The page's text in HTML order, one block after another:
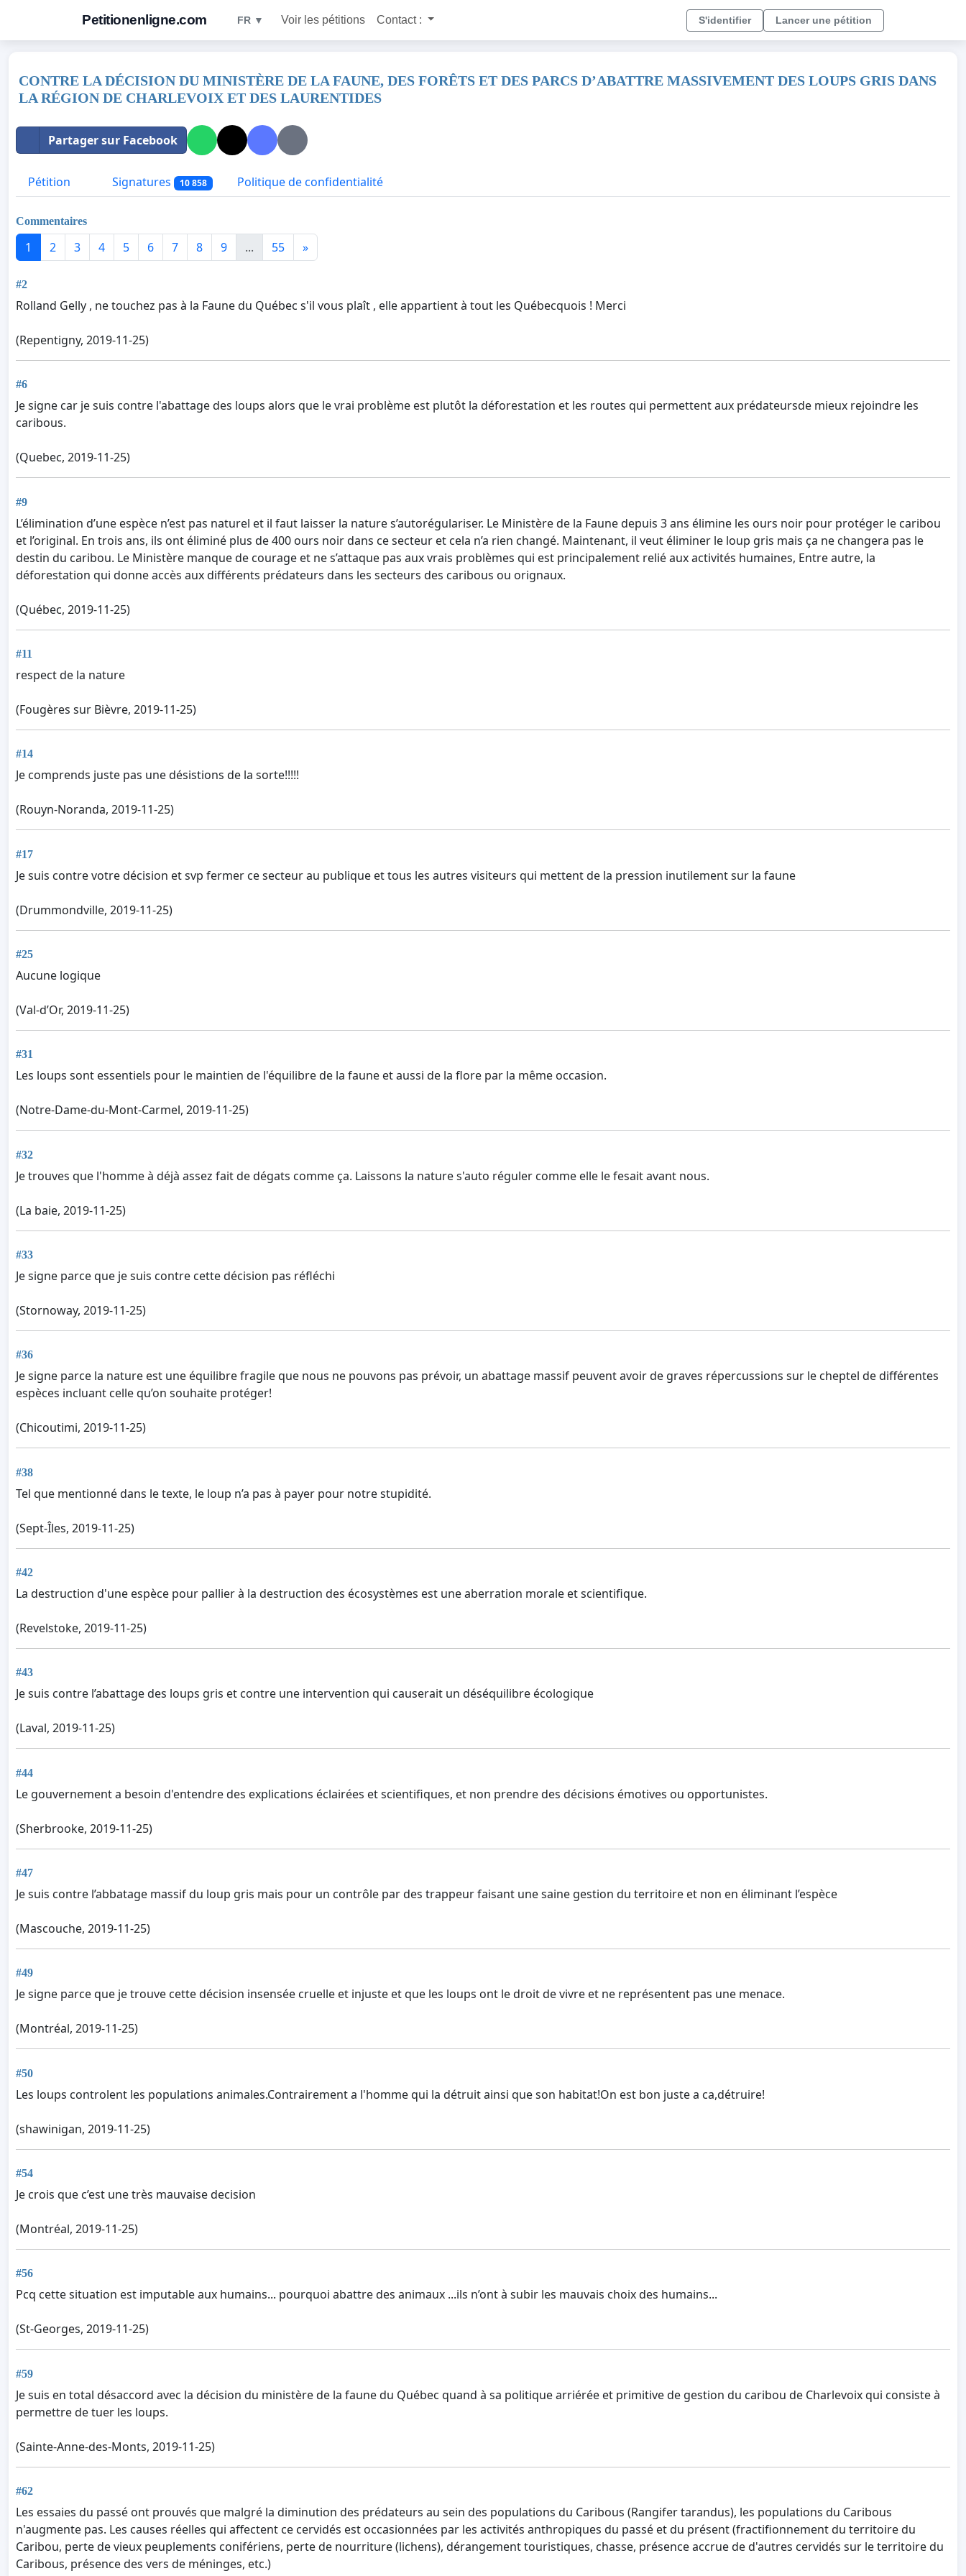
Petitionenligne.com FR ▼ Voir les pétitions Contact : S'identifier Lancer une pétition
CONTRE LA DÉCISION DU MINISTÈRE DE LA FAUNE, DES FORÊTS ET DES PARCS D’ABATTRE MASSIVEMENT DES LOUPS GRIS DANS
LA RÉGION DE CHARLEVOIX ET DES LAURENTIDES
Partager sur Facebook
Pétition Signatures 10 858 Politique de confidentialité
Commentaires
1 2 3 4 5 6 7 8 9 ... 55 »
#2
Rolland Gelly , ne touchez pas à la Faune du Québec s'il vous plaît , elle appartient à tout les Québecquois ! Merci
(Repentigny, 2019-11-25)
#6
Je signe car je suis contre l'abattage des loups alors que le vrai problème est plutôt la déforestation et les routes qui permettent aux prédateursde mieux rejoindre les
caribous.
(Quebec, 2019-11-25)
#9
L’élimination d’une espèce n’est pas naturel et il faut laisser la nature s’autorégulariser. Le Ministère de la Faune depuis 3 ans élimine les ours noir pour protéger le caribou
et l’original. En trois ans, ils ont éliminé plus de 400 ours noir dans ce secteur et cela n’a rien changé. Maintenant, il veut éliminer le loup gris mais ça ne changera pas le
destin du caribou. Le Ministère manque de courage et ne s’attaque pas aux vrais problèmes qui est principalement relié aux activités humaines, Entre autre, la
déforestation qui donne accès aux différents prédateurs dans les secteurs des caribous ou orignaux.
(Québec, 2019-11-25)
#11
respect de la nature
(Fougères sur Bièvre, 2019-11-25)
#14
Je comprends juste pas une désistions de la sorte!!!!!
(Rouyn-Noranda, 2019-11-25)
#17
Je suis contre votre décision et svp fermer ce secteur au publique et tous les autres visiteurs qui mettent de la pression inutilement sur la faune
(Drummondville, 2019-11-25)
#25
Aucune logique
(Val-d’Or, 2019-11-25)
#31
Les loups sont essentiels pour le maintien de l'équilibre de la faune et aussi de la flore par la même occasion.
(Notre-Dame-du-Mont-Carmel, 2019-11-25)
#32
Je trouves que l'homme à déjà assez fait de dégats comme ça. Laissons la nature s'auto réguler comme elle le fesait avant nous.
(La baie, 2019-11-25)
#33
Je signe parce que je suis contre cette décision pas réfléchi
(Stornoway, 2019-11-25)
#36
Je signe parce la nature est une équilibre fragile que nous ne pouvons pas prévoir, un abattage massif peuvent avoir de graves répercussions sur le cheptel de différentes
espèces incluant celle qu’on souhaite protéger!
(Chicoutimi, 2019-11-25)
#38
Tel que mentionné dans le texte, le loup n’a pas à payer pour notre stupidité.
(Sept-Îles, 2019-11-25)
#42
La destruction d'une espèce pour pallier à la destruction des écosystèmes est une aberration morale et scientifique.
(Revelstoke, 2019-11-25)
#43
Je suis contre l’abattage des loups gris et contre une intervention qui causerait un déséquilibre écologique
(Laval, 2019-11-25)
#44
Le gouvernement a besoin d'entendre des explications éclairées et scientifiques, et non prendre des décisions émotives ou opportunistes.
(Sherbrooke, 2019-11-25)
#47
Je suis contre l’abbatage massif du loup gris mais pour un contrôle par des trappeur faisant une saine gestion du territoire et non en éliminant l’espèce
(Mascouche, 2019-11-25)
#49
Je signe parce que je trouve cette décision insensée cruelle et injuste et que les loups ont le droit de vivre et ne représentent pas une menace.
(Montréal, 2019-11-25)
#50
Les loups controlent les populations animales.Contrairement a l'homme qui la détruit ainsi que son habitat!On est bon juste a ca,détruire!
(shawinigan, 2019-11-25)
#54
Je crois que c’est une très mauvaise decision
(Montréal, 2019-11-25)
#56
Pcq cette situation est imputable aux humains... pourquoi abattre des animaux ...ils n’ont à subir les mauvais choix des humains...
(St-Georges, 2019-11-25)
#59
Je suis en total désaccord avec la décision du ministère de la faune du Québec quand à sa politique arriérée et primitive de gestion du caribou de Charlevoix qui consiste à
permettre de tuer les loups.
(Sainte-Anne-des-Monts, 2019-11-25)
#62
Les essaies du passé ont prouvés que malgré la diminution des prédateurs au sein des populations du Caribous (Rangifer tarandus), les populations du Caribous
n'augmente pas. Les causes réelles qui affectent ce cervidés est occasionnées par les activités anthropiques du passé et du présent (fractifionnement du territoire du
Caribou, perte de vieux peuplements conifériens, perte de nourriture (lichens), dérangement touristiques, chasse, présence accrue de d'autres cervidés sur le territoire du
Caribous, présence des vers de méninges, etc.)